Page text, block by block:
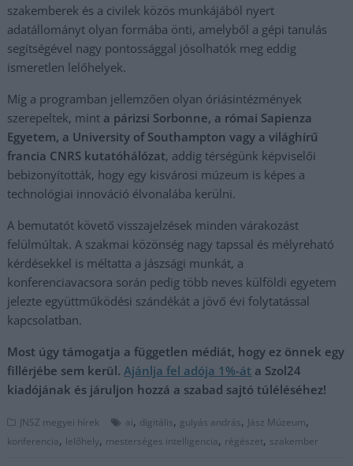
szakemberek és a civilek közös munkájából nyert
adatállományt olyan formába önti, amelyből a gépi tanulás
segítségével nagy pontossággal jósolhatók meg eddig
ismeretlen lelőhelyek.
Míg a programban jellemzően olyan óriásintézmények
szerepeltek, mint a párizsi Sorbonne, a római Sapienza
Egyetem, a University of Southampton vagy a világhírű
francia CNRS kutatóhálózat, addig térségünk képviselői
bebizonyították, hogy egy kisvárosi múzeum is képes a
technológiai innováció élvonalába kerülni.
A bemutatót követő visszajelzések minden várakozást
felülmúltak. A szakmai közönség nagy tapssal és mélyreható
kérdésekkel is méltatta a jászsági munkát, a
konferenciavacsora során pedig több neves külföldi egyetem
jelezte együttműködési szándékát a jövő évi folytatással
kapcsolatban.
Most úgy támogatja a független médiát, hogy ez önnek egy
fillérjébe sem kerül.Ajánlja fel adója 1%-át a Szol24
kiadójának és járuljon hozzá a szabad sajtó túléléséhez!
JNSZ megyei hírek ai, digitális, gulyás andrás, Jász Múzeum,
konferencia, lelőhely, mesterséges intelligencia, régészet, szakember